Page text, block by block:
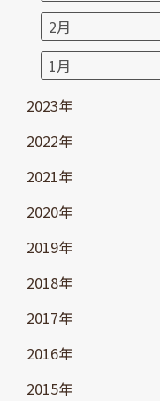
2月
1月
2023年
2022年
2021年
2020年
2019年
2018年
2017年
2016年
2015年